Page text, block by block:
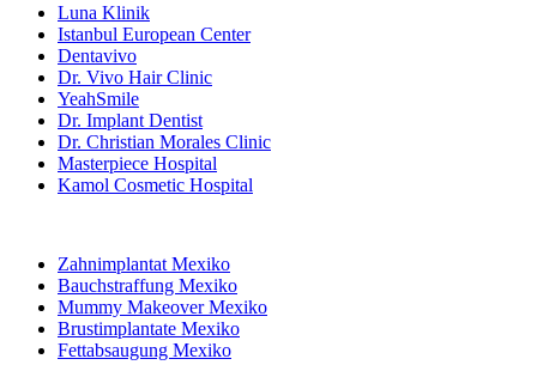
Luna Klinik
Istanbul European Center
Dentavivo
Dr. Vivo Hair Clinic
YeahSmile
Dr. Implant Dentist
Dr. Christian Morales Clinic
Masterpiece Hospital
Kamol Cosmetic Hospital
Zahnimplantat Mexiko
Bauchstraffung Mexiko
Mummy Makeover Mexiko
Brustimplantate Mexiko
Fettabsaugung Mexiko